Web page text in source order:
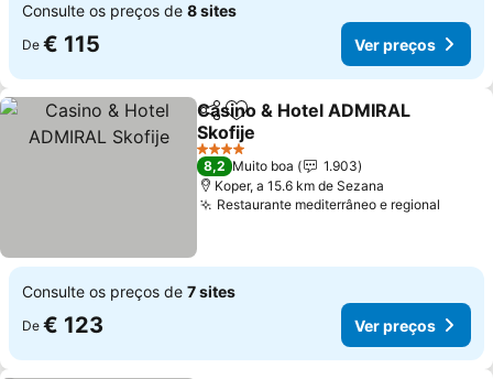
Consulte os preços de 8 sites
De € 115 Ver preços
PartilharAdicionar aos favoritos
Casino & Hotel ADMIRAL
Skofije
4 Estrelas
8,2 Muito boa
1.903
Koper, a 15.6 km de Sezana
Restaurante mediterrâneo e regional
Consulte os preços de 7 sites
De € 123 Ver preços